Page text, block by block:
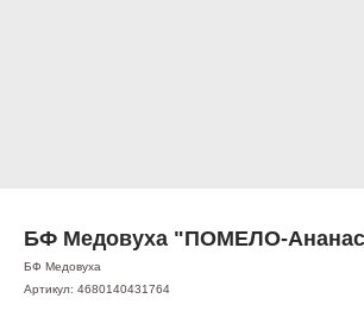
БФ Медовуха "ПОМЕЛО-
БФ Медовуха
Артикул: 4680140431764